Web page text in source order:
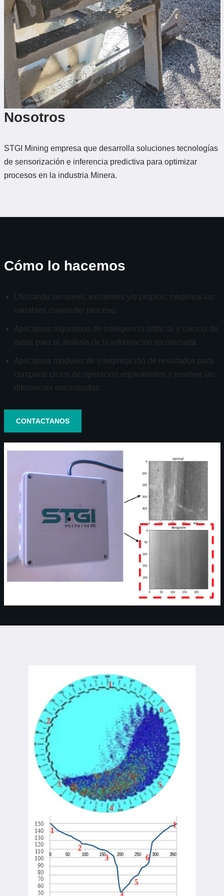
Nosotros
STGI Mining empresa que desarrolla soluciones tecnologías
de sensorización e inferencia predictiva para optimizar
procesos en la industria Minera.
Cómo lo hacemos
Utilizando sensores, existentes y/o propios, medimos las
variables claves del proceso.
Aplicamos algoritmos de inteligencia artificial y ciencia de
datos para el análisis de la información recolectada.
Aplicamos modelos de interpretación de resultados para
comparar ciclos de operación equivalentes y resolver las
diferencias encontradas.
CONTACTANOS